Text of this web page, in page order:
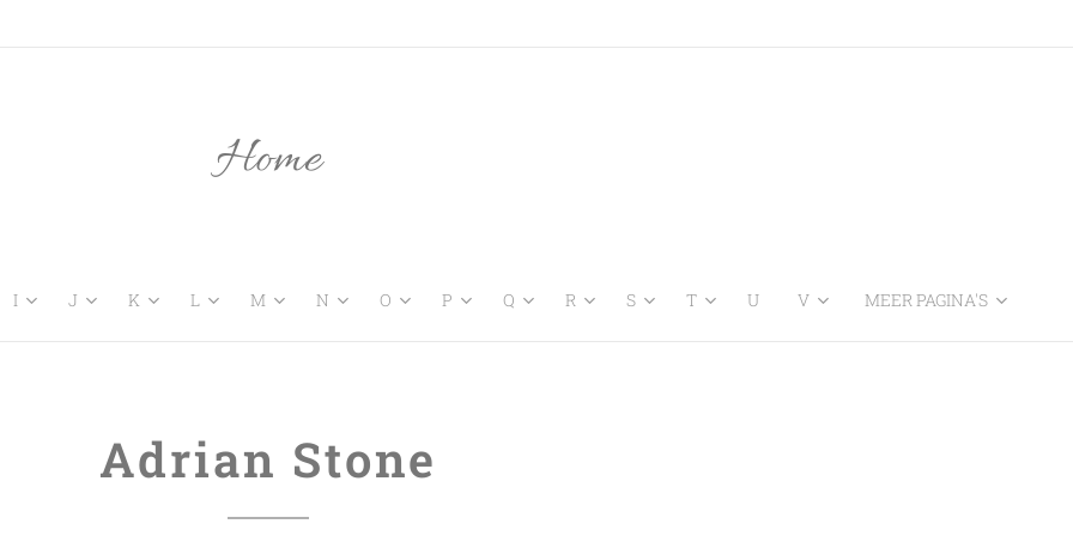
Home
I J K L M N O P Q R S T U V MEER PAGINA'S
Adrian Stone